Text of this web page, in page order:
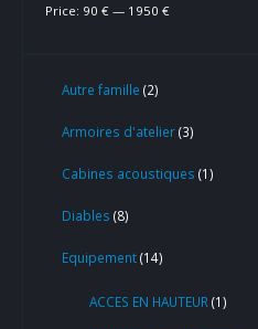
Price: 90 € — 1950 €
Autre famille 2
Armoires d'atelier 3
Cabines acoustiques 1
Diables 8
Equipement 14
ACCES EN HAUTEUR 1